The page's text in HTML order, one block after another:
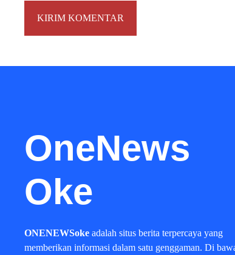
OneNews
Oke
ONENEWSoke adalah situs berita terpercaya yang
memberikan informasi dalam satu genggaman. Di